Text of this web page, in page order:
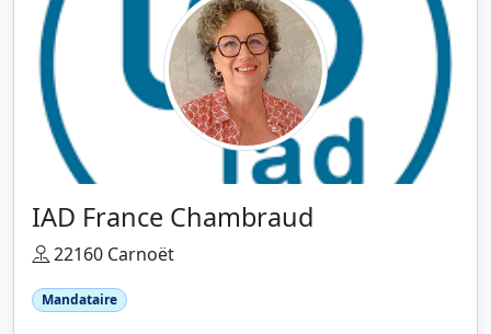
IAD France Chambraud
22160 Carnoët
Mandataire